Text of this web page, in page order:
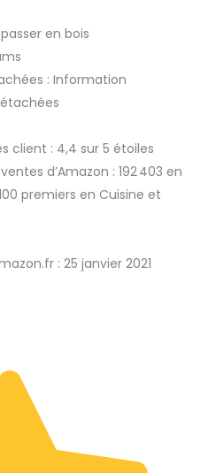
en bois
: Information
client : 4,4 sur 5 étoiles
d’Amazon : 192 403 en
premiers en Cuisine et
: 25 janvier 2021